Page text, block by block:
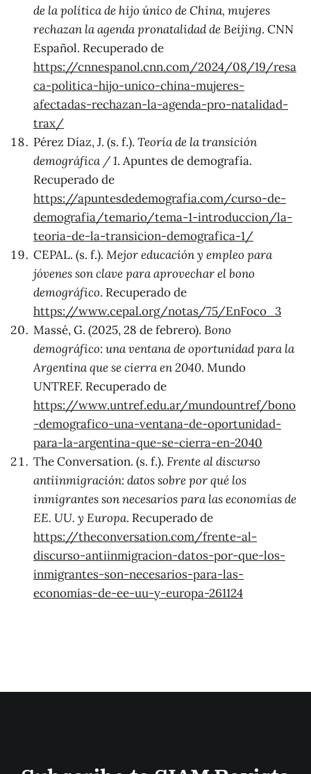
de la política de hijo único de China, mujeres
rechazan la agenda pronatalidad de Beijing. CNN
Español. Recuperado de
https://cnnespanol.cnn.com/2024/08/19/resa
ca-politica-hijo-unico-china-mujeres-
afectadas-rechazan-la-agenda-pro-natalidad-
trax/
Pérez Díaz, J. (s. f.). Teoría de la transición
demográfica / 1. Apuntes de demografía.
Recuperado de
https://apuntesdedemografia.com/curso-de-
demografia/temario/tema-1-introduccion/la-
teoria-de-la-transicion-demografica-1/
CEPAL. (s. f.). Mejor educación y empleo para
jóvenes son clave para aprovechar el bono
demográfico. Recuperado de
https://www.cepal.org/notas/75/EnFoco_3
Massé, G. (2025, 28 de febrero). Bono
demográfico: una ventana de oportunidad para la
Argentina que se cierra en 2040. Mundo
UNTREF. Recuperado de
https://www.untref.edu.ar/mundountref/bono
-demografico-una-ventana-de-oportunidad-
para-la-argentina-que-se-cierra-en-2040
The Conversation. (s. f.). Frente al discurso
antiinmigración: datos sobre por qué los
inmigrantes son necesarios para las economías de
EE. UU. y Europa. Recuperado de
https://theconversation.com/frente-al-
discurso-antiinmigracion-datos-por-que-los-
inmigrantes-son-necesarios-para-las-
economias-de-ee-uu-y-europa-261124